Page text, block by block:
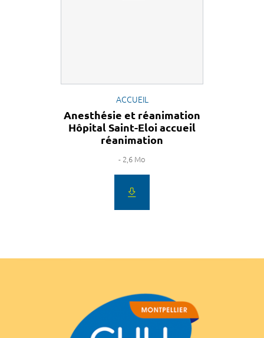
ACCUEIL
Anesthésie et réanimation
Hôpital Saint-Eloi accueil
réanimation
- 2,6 Mo